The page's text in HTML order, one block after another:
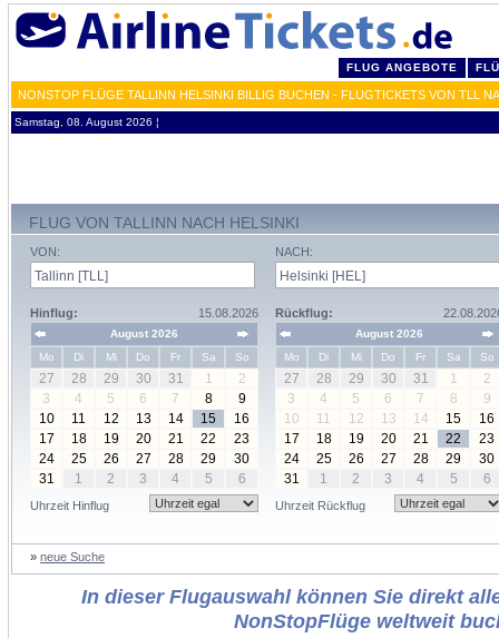
FLUG ANGEBOTE
NONSTOP FLÜGE TALLINN HELSINKI BILLIG BUCHEN - FLUGTICKETS VON TLL
Samstag, 08. August 2026 ¦
FLUG VON TALLINN NACH HELSINKI
VON:
Hinflug: 15.08.2026
August 2026
Mo
Di Mi Do Fr Sa So
27 28 29 30 31 1
2
3
4 5 6 7 8
9
10
11 12 13 14 15
16
17
18 19 20 21 22
23
24
25 26 27 28 29
30
31
1 2 3 4 5 6
Uhrzeit Hinflug
NACH:
Rückflug:
August 2026
Mo
Di Mi Do Fr Sa So
27 28 29 30 31 1
2
3
4 5 6 7 8
9
10
11 12 13 14 15
16
17
18 19 20 21 22
23
24
25 26 27 28 29
30
31
1 2 3 4 5 6
Uhrzeit Rückflug
» neue Suche
In dieser Flugauswahl können Sie direkt
NonStopFlüge weltweit